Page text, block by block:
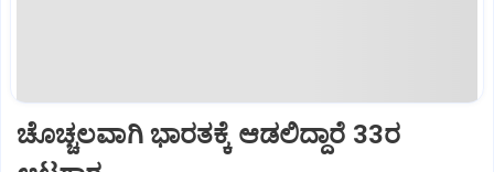
ಚೊಚ್ಚಲವಾಗಿ ಭಾರತಕ್ಕೆ ಆಡಲಿದ್ದಾರೆ 33ರ